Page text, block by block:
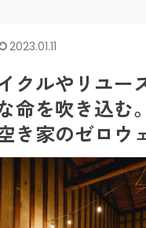
2023.01.11
クルやリユー
命を吹き込む。
き家のゼロウ